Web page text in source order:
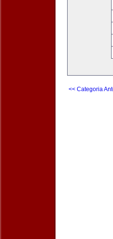
<< Categoria